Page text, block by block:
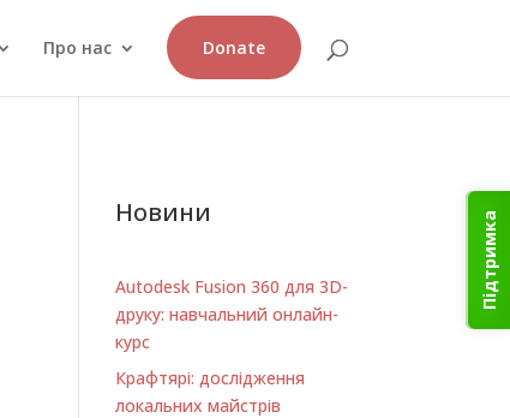
Підтримка
Про нас Donate
Новини
Autodesk Fusion 360 для 3D-
друку: навчальний онлайн-
курс
Крафтярі: дослідження
локальних майстрів